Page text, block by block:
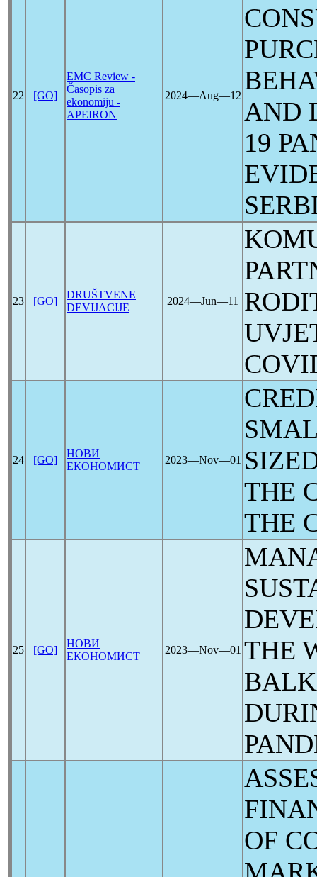
22 [GO]
EMC Review -
Časopis za
ekonomiju -
APEIRON
2024―Aug―12
AND
19
23 [GO]
DRUŠTVENE
DEVIJACIJE
2024―Jun―11
24 [GO]
НОВИ
ЕКОНОМИСТ
2023―Nov―01
THE
THE
25 [GO]
НОВИ
ЕКОНОМИСТ
2023―Nov―01 THE
OF